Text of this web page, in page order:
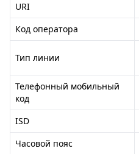
URI
Код оператора
Тип линии
Телефонный мобильный
код
ISD
Часовой пояс